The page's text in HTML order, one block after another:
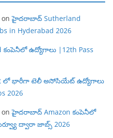
onహైదరాబాద్ Sutherland
in Hyderabad 2026
ఉద్యోగాలు |12th Pass
లో భారీగా టెలీ అసోసియేట్ ఉద్యోగాలు
2026
onహైదరాబాద్ Amazon కంపెనీలో
ద్వారా జాబ్స్ 2026